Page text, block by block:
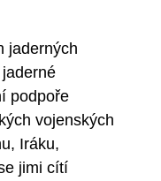
jaderných
podpoře
vojenských
Iráku,
jimi cítí